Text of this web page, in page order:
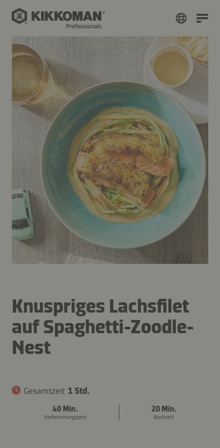
Knuspriges Lachsfilet
auf Spaghetti-Zoodle-
Nest
Gesamtzeit 1 Std.
40 Min.
Vorbereitungszeit
20 Min.
Kochzeit